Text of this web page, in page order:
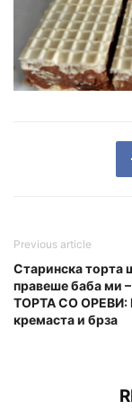
Previous article
Старинска торта
правеше баба ми
ТОРТА СО ОРЕВИ:
кремаста и брза